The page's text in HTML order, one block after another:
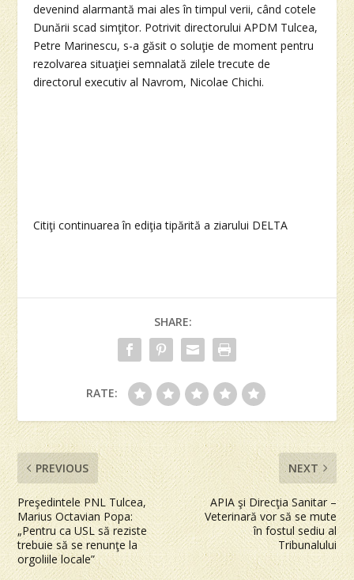
devenind alarmantă mai ales în timpul verii, când cotele
Dunării scad simţitor. Potrivit directorului APDM Tulcea,
Petre Marinescu, s-a găsit o soluţie de moment pentru
rezolvarea situaţiei semnalată zilele trecute de
directorul executiv al Navrom, Nicolae Chichi.
Citiţi continuarea în ediţia tipărită a ziarului DELTA
SHARE:
RATE:
PREVIOUS
Preşedintele PNL Tulcea,
Marius Octavian Popa:
„Pentru ca USL să reziste
trebuie să se renunţe la
orgoliile locale”
NEXT
APIA şi Direcţia Sanitar –
Veterinară vor să se mute
în fostul sediu al
Tribunalului